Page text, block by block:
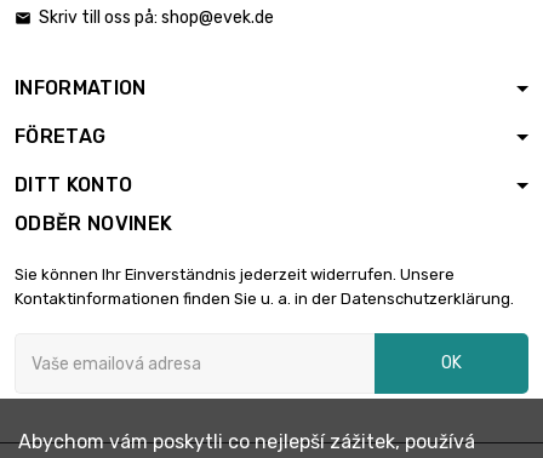
 Skriv till oss på: shop@evek.de
INFORMATION
FÖRETAG
DITT KONTO
ODBĚR NOVINEK
Sie können Ihr Einverständnis jederzeit widerrufen. Unsere
Kontaktinformationen finden Sie u. a. in der Datenschutzerklärung.
OK
Abychom vám poskytli co nejlepší zážitek, používá